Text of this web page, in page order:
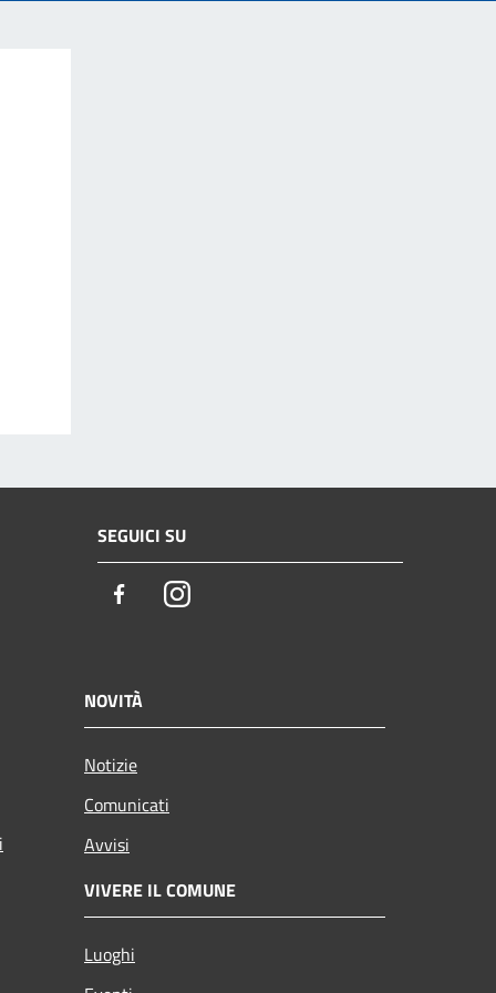
SEGUICI SU
FacebookInstagram
NOVITÀ
Notizie
Comunicati
Avvisi
VIVERE IL COMUNE
Luoghi